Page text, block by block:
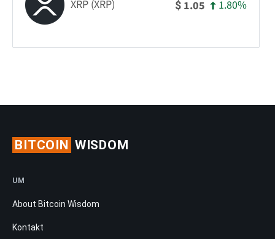
XRP (XRP) $ 1.05 1.80%
BITCOIN WISDOM
UM
About Bitcoin Wisdom
Kontakt